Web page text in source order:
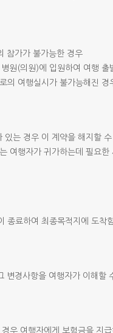
참가가 불가능한 경우
원(의원)에 입원하여 여행
의 여행실시가 불가능해진 경
는 경우 이 계약을 해지할
여행자가 귀가하는데 필요
종료하여 최종목적지에 도
경사항을 여행자가 이해할
우 여행자에게 보험금을 지